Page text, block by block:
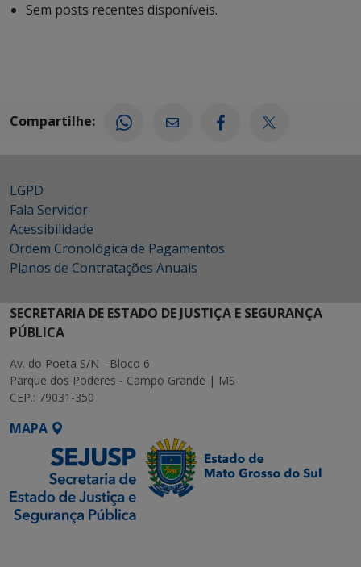
Sem posts recentes disponíveis.
Compartilhe:
LGPD
Fala Servidor
Acessibilidade
Ordem Cronológica de Pagamentos
Planos de Contratações Anuais
SECRETARIA DE ESTADO DE JUSTIÇA E SEGURANÇA
PÚBLICA
Av. do Poeta S/N - Bloco 6
Parque dos Poderes - Campo Grande | MS
CEP.: 79031-350
MAPA